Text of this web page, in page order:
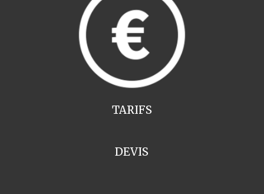
TARIFS
DEVIS